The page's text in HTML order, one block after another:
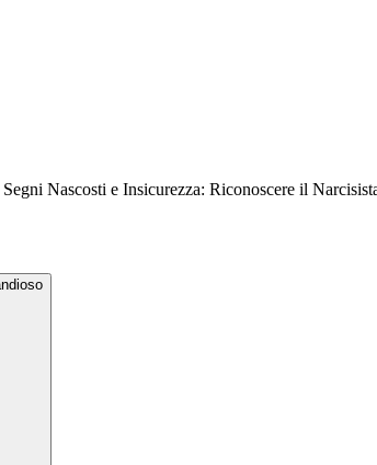
Nascosti e Insicurezza: Riconoscere il